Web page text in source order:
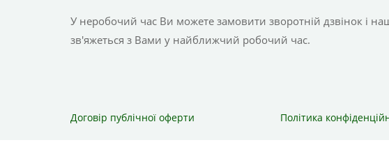
У неробочий час Ви можете замовити зворотній дзвінок і наш
зв'яжеться з Вами у найближчий робочий час.
Договір публічної оферти Політика